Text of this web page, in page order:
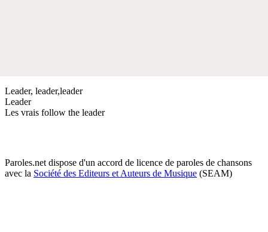
Leader, leader,leader
Leader
Les vrais follow the leader
Paroles.net dispose d'un accord de licence de paroles de chansons
avec la Société des Editeurs et Auteurs de Musique (SEAM)